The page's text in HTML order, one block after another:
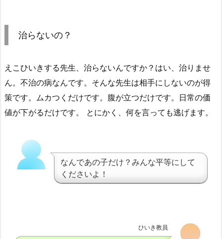
治らないの？
えこひいきする先生、治らないんですか？はい、治りませ
ん。不治の病なんです。そんな先生は相手にしないのが得
策です。ムカつくだけです。腹が立つだけです。日常の価
値が下がるだけです。 とにかく、何を言っても逃げます。
なんであの子だけ？みんな平等にして
くださいよ！
ひいき教員